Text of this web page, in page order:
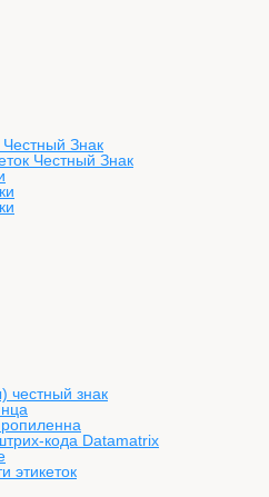
Знак
Честный Знак
честный знак
кода Datamatrix
этикеток